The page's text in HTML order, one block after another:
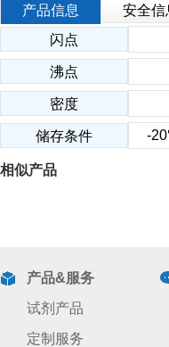
产品信息 安全信
闪点
沸点
密度
储存条件 -
相似产品
产品&服务
试剂产品
定制服务